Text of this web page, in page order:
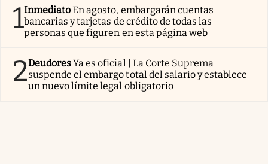
1InmediatoEn agosto, embargarán cuentas
bancarias y tarjetas de crédito de todas las
personas que figuren en esta página web
2DeudoresYa es oficial | La Corte Suprema
suspende el embargo total del salario y establece
un nuevo límite legal obligatorio